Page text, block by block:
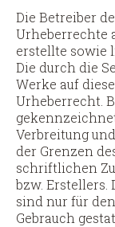
Die Betreiber
Urheberrechte
erstellte sowie
Die durch die
Werke auf
Urheberrecht.
Verbreitung
der Grenzen
schriftlichen
bzw. Erstellers.
sind nur für
Gebrauch